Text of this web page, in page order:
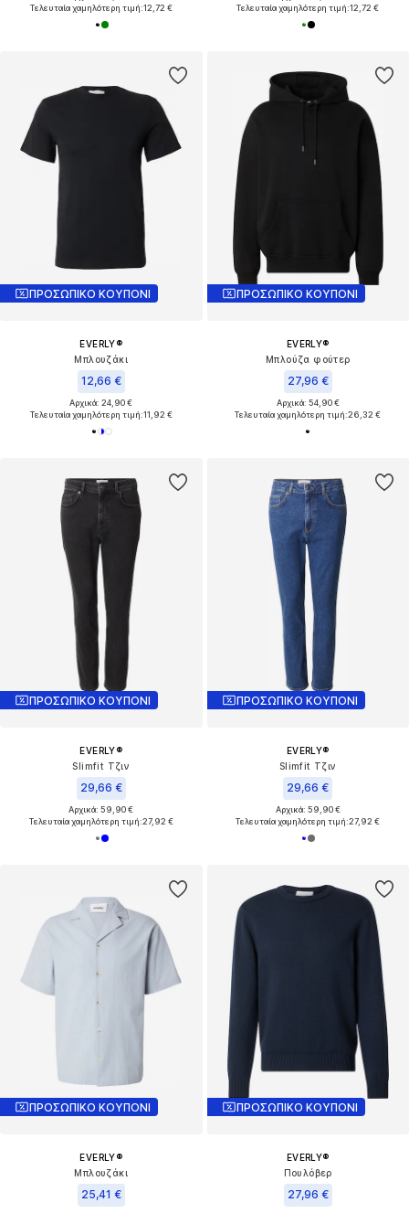
Τελευταία χαμηλότερη τιμή:12,72 €
Τελευταία χαμηλότερη τιμή:12,72 €
ΠΡΟΣΩΠΙΚΟ ΚΟΥΠΟΝΙ
EVERLY®
Μπλουζάκι
12,66 €
Αρχικά: 24,90 €
Τελευταία χαμηλότερη τιμή:11,92 €
ΠΡΟΣΩΠΙΚΟ ΚΟΥΠΟΝΙ
EVERLY®
Μπλούζα φούτερ
27,96 €
Αρχικά: 54,90 €
Τελευταία χαμηλότερη τιμή:26,32 €
ΠΡΟΣΩΠΙΚΟ ΚΟΥΠΟΝΙ
EVERLY®
Slimfit Τζιν
29,66 €
Αρχικά: 59,90 €
Τελευταία χαμηλότερη τιμή:27,92 €
ΠΡΟΣΩΠΙΚΟ ΚΟΥΠΟΝΙ
EVERLY®
Slimfit Τζιν
29,66 €
Αρχικά: 59,90 €
Τελευταία χαμηλότερη τιμή:27,92 €
ΠΡΟΣΩΠΙΚΟ ΚΟΥΠΟΝΙ
EVERLY®
Μπλουζάκι
25,41 €
ΠΡΟΣΩΠΙΚΟ ΚΟΥΠΟΝΙ
EVERLY®
Πουλόβερ
27,96 €